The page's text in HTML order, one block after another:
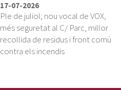
17-07-2026
Ple de juliol; nou vocal de VOX,
més seguretat al C/ Parc, millor
recollida de residus i front comú
contra els incendis